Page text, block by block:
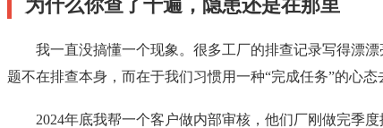
为什么你查了十遍，隐患还是在那里
我一直没搞懂一个现象。很多工厂的排查记录写得漂
题不在排查本身，而在于我们习惯用一种“完成任务”的心态
2024年底我帮一个客户做内部审核，他们厂刚做完季